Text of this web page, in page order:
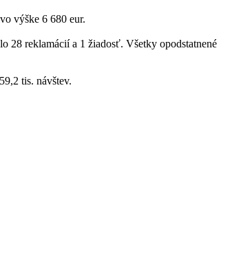
výške 6 680 eur.
28 reklamácií a 1 žiadosť. Všetky opodstatnené
tis. návštev.